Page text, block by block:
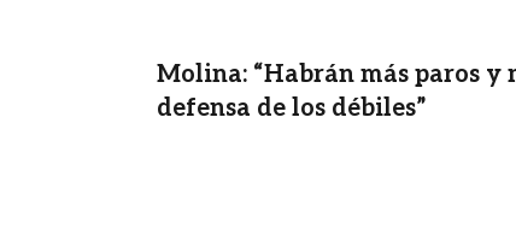
Molina: “Habrán más paros y
defensa de los débiles”